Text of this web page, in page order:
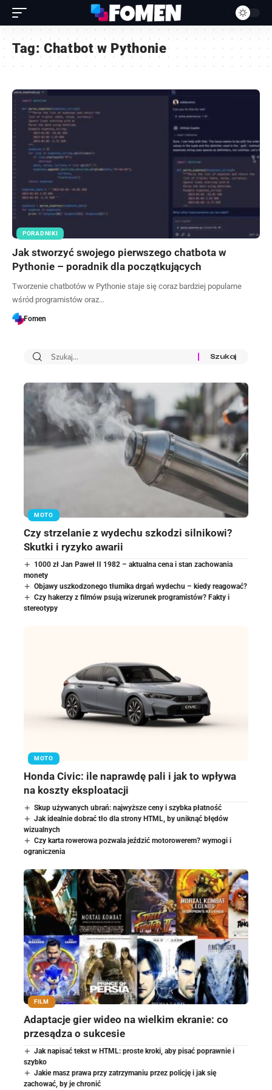
Tag:Chatbot w Pythonie
PORADNIKI
Jak stworzyć swojego pierwszego chatbota w
Pythonie – poradnik dla początkujących
Tworzenie chatbotów w Pythonie staje się coraz bardziej popularne
wśród programistów oraz…
Fomen
MOTO
Czy strzelanie z wydechu szkodzi silnikowi?
Skutki i ryzyko awarii
1000 zł Jan Paweł II 1982 – aktualna cena i stan zachowania
monety
Objawy uszkodzonego tłumika drgań wydechu – kiedy reagować?
Czy hakerzy z filmów psują wizerunek programistów? Fakty i
stereotypy
MOTO
Honda Civic: ile naprawdę pali i jak to wpływa
na koszty eksploatacji
Skup używanych ubrań: najwyższe ceny i szybka płatność
Jak idealnie dobrać tło dla strony HTML, by uniknąć błędów
wizualnych
Czy karta rowerowa pozwala jeździć motorowerem? wymogi i
ograniczenia
FILM
Adaptacje gier wideo na wielkim ekranie: co
przesądza o sukcesie
Jak napisać tekst w HTML: proste kroki, aby pisać poprawnie i
szybko
Jakie masz prawa przy zatrzymaniu przez policję i jak się
zachować, by je chronić